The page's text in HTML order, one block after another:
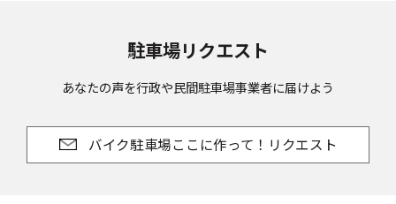
駐車場リクエスト
あなたの声を行政や民間駐車場事業者に届けよう
バイク駐車場ここに作って！リクエスト